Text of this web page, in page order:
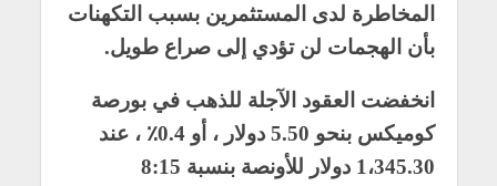
المخاطرة لدى المستثمرين بسبب التكهنات
بأن الهجمات لن تؤدي إلى صراع طويل.
انخفضت العقود الآجلة للذهب في بورصة
كوميكس بنحو 5.50 دولار ، أو 0.4٪ ، عند
1،345.30 دولار للأونصة بنسبة 8:15